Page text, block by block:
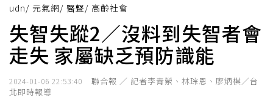
udn/ 元氣網/ 醫聲/ 高齡社會
失智失蹤2／沒料到失智者會
走失 家屬缺乏預防識能
2024-01-06 22:53:40
聯合報 ／ 記者李青縈、林琮恩、廖炳棋／台
北即時報導